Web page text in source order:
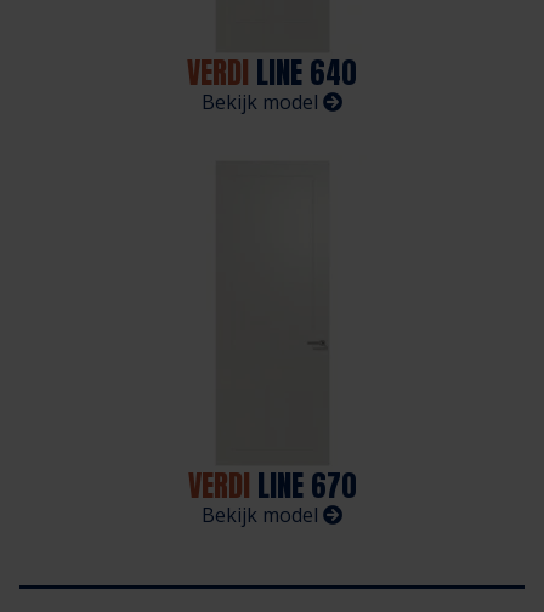
VERDI LINE 640
Bekijk model
VERDI LINE 670
Bekijk model